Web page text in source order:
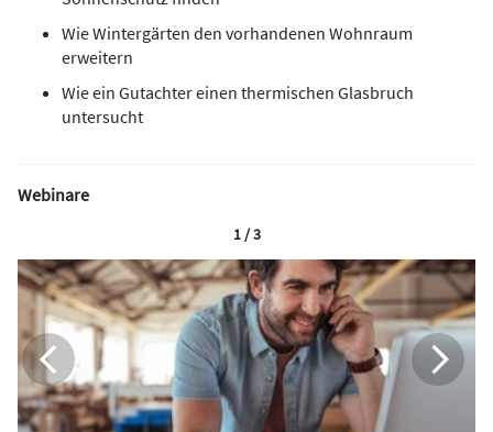
Wie Wintergärten den vorhandenen Wohnraum
erweitern
Wie ein Gutachter einen thermischen Glasbruch
untersucht
Webinare
1 / 3